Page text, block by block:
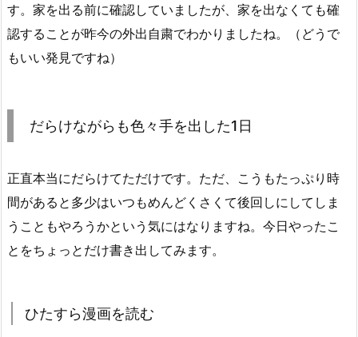
す。家を出る前に確認していましたが、家を出なくても確
認することが昨今の外出自粛でわかりましたね。（どうで
もいい発見ですね）
だらけながらも色々手を出した1日
正直本当にだらけてただけです。ただ、こうもたっぷり時
間があると多少はいつもめんどくさくて後回しにしてしま
うこともやろうかという気にはなりますね。今日やったこ
とをちょっとだけ書き出してみます。
ひたすら漫画を読む